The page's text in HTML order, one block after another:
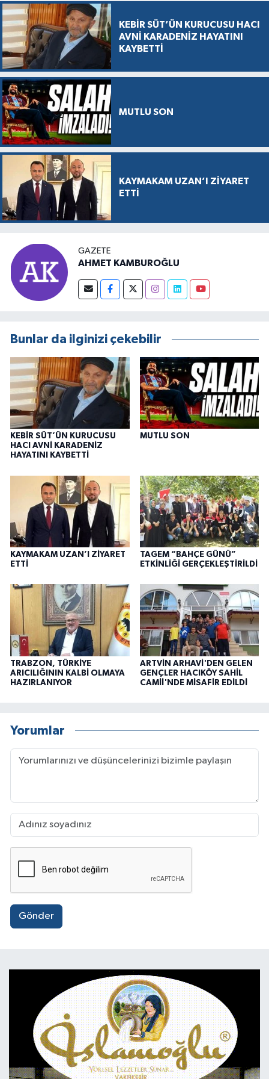
KEBİR SÜT’ÜN KURUCUSU HACI
AVNİ KARADENİZ HAYATINI
KAYBETTİ
MUTLU SON
KAYMAKAM UZAN’I ZİYARET
ETTİ
GAZETE
AHMET KAMBUROĞLU
Bunlar da ilginizi çekebilir
KEBİR SÜT’ÜN KURUCUSU
HACI AVNİ KARADENİZ
HAYATINI KAYBETTİ
MUTLU SON
KAYMAKAM UZAN’I ZİYARET
ETTİ
TAGEM “BAHÇE GÜNÜ”
ETKİNLİĞİ GERÇEKLEŞTİRİLDİ
TRABZON, TÜRKİYE
ARICILIĞININ KALBİ OLMAYA
HAZIRLANIYOR
ARTVİN ARHAVİ'DEN GELEN
GENÇLER HACIKÖY SAHİL
CAMİİ'NDE MİSAFİR EDİLDİ
Yorumlar
Gönder